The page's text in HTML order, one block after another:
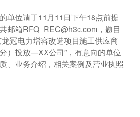
单位请于11月11日下午18点前提
邮箱RFQ_REC@h3c.com ，题目
冠电力增容改造项目施工供应商
）投放—XX公司”，有意向的单位
、业务介绍，相关案例及营业执照